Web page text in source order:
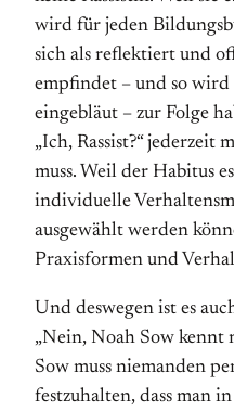
wird für jeden
sich als reflektiert und
empfindet – und so wird
eingebläut – zur Folge
„Ich, Rassist?“ jederzeit
muss. Weil der Habitus
individuelle
ausgewählt werden
Praxisformen und
Und deswegen ist es
„Nein, Noah Sow kennt
Sow muss niemanden
festzuhalten, dass man